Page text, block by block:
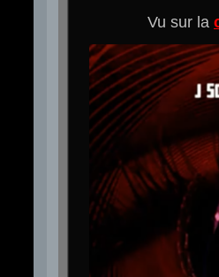
Vu sur la